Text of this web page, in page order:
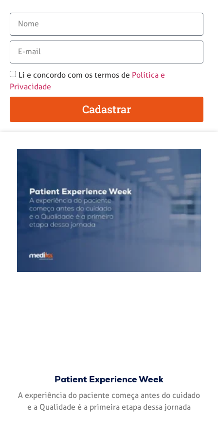
Li e concordo com os termos de Política e
Privacidade
Cadastrar
Patient Experience Week
A experiência do paciente começa antes do cuidado
e a Qualidade é a primeira etapa dessa jornada